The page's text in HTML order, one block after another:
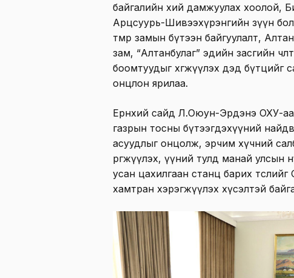
байгалийн хий дамжуулах хоолой,
Арцсуурь-Шивээхүрэнгийн зүүн
төмөр замын бүтээн байгуулалт,
зам, “Алтанбулаг” эдийн засгийн
боомтуудыг хөгжүүлэх дэд бүтцийг
онцлон ярилаа.
Ерөнхий сайд Л.Оюун-Эрдэнэ ОХУ-
газрын тосны бүтээгдэхүүний
асуудлыг онцолж, эрчим хүчний
өргөжүүлэх, үүний тулд манай улсын
усан цахилгаан станц барих
хамтран хэрэгжүүлэх хүсэлтэй